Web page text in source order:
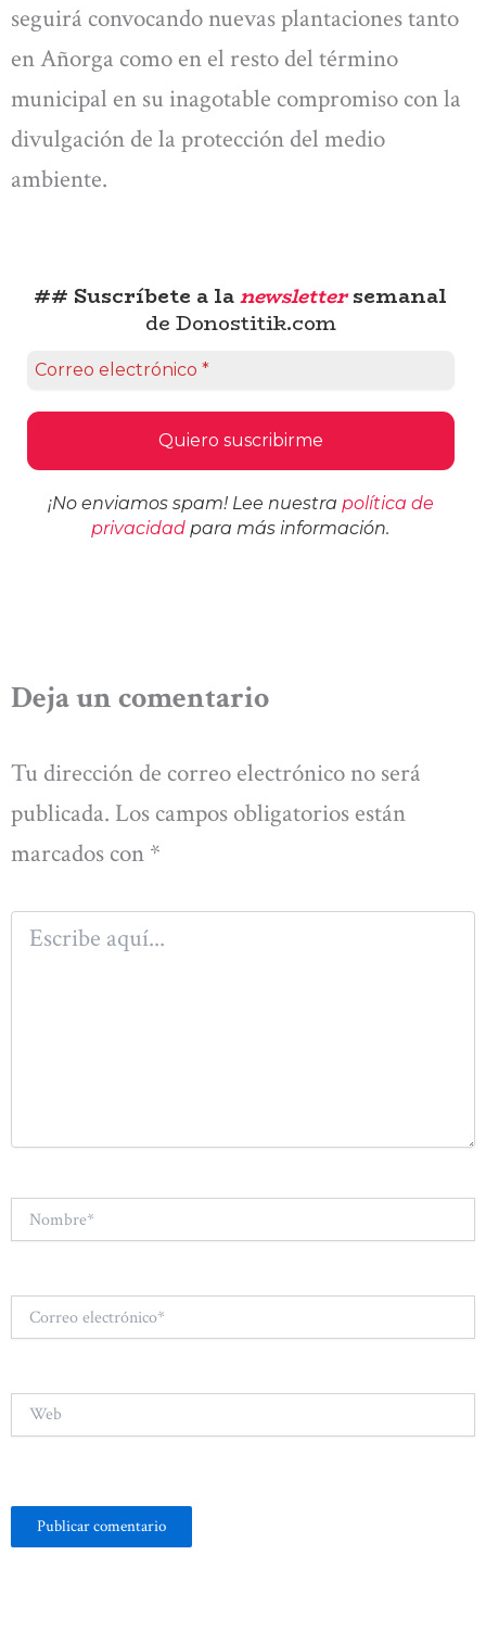
seguirá convocando nuevas plantaciones tanto
en Añorga como en el resto del término
municipal en su inagotable compromiso con la
divulgación de la protección del medio
ambiente.
## Suscríbete a lanewslettersemanal
de Donostitik.com
¡No enviamos spam! Lee nuestra política de
privacidad para más información.
Deja un comentario
Tu dirección de correo electrónico no será
publicada. Los campos obligatorios están
marcados con *
Escribe
aquí...
electrónico*
Web